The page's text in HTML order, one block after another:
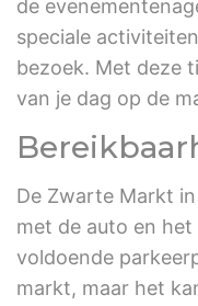
de
speciale
bezoek. Met deze
van je dag op de
De Zwarte Markt
met de auto en
voldoende
markt, maar het